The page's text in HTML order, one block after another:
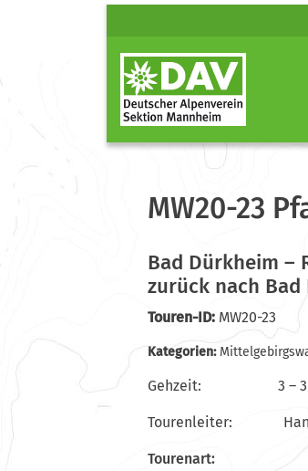
MW20-23
Bad Dürkheim –
zurück nach Bad
Touren-ID: MW20-23
Kategorien:
Gehzeit: 3 – 3 ½
Tourenleiter: Hans-
Tourenart: